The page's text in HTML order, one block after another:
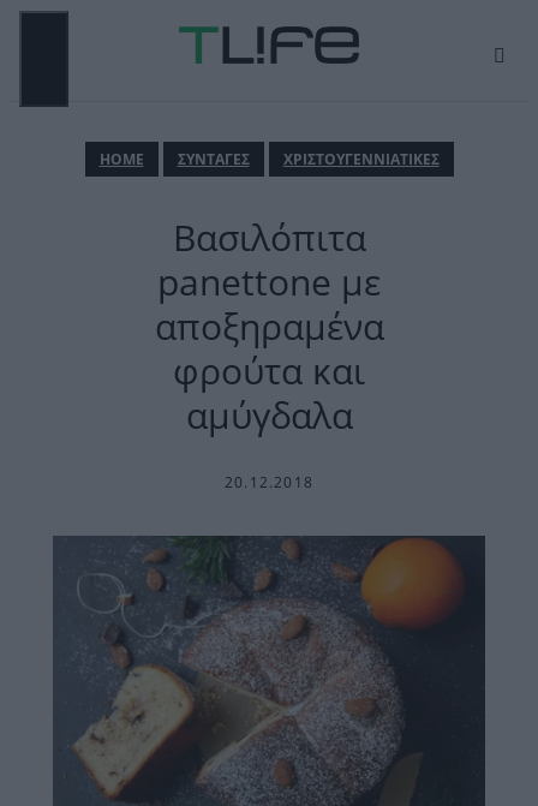
Μετάβαση
ΜΕΝΟΎΗΟΜΕ ΣΥΝΤΑΓΕΣ ΧΡΙΣΤΟΥΓΕΝΝΙΑΤΙΚΕΣ
Βασιλόπιτα
panettone με
αποξηραμένα
φρούτα και
αμύγδαλα
20.12.2018